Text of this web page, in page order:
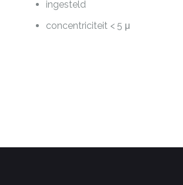
ingesteld
concentriciteit < 5 μ